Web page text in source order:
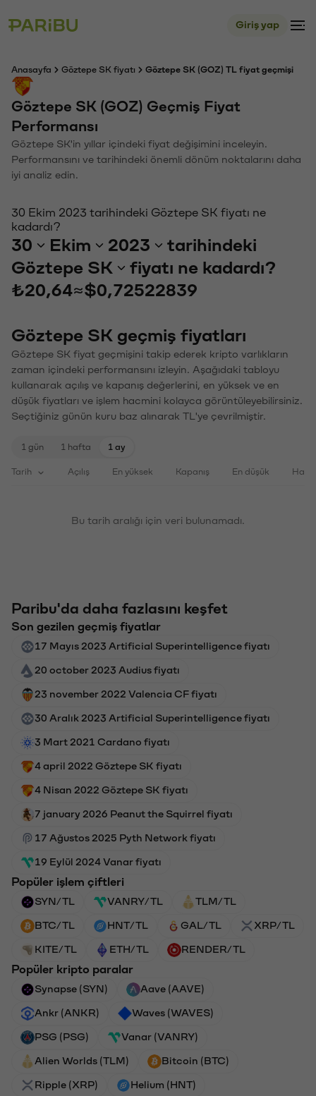
Giriş yap
Anasayfa Göztepe SK fiyatı Göztepe SK (GOZ) TL fiyat geçmişi
Göztepe SK (GOZ) Geçmiş Fiyat
Performansı
Göztepe SK'in yıllar içindeki fiyat değişimini inceleyin.
Performansını ve tarihindeki önemli dönüm noktalarını daha
iyi analiz edin.
30 Ekim 2023 tarihindeki Göztepe SK fiyatı ne
kadardı?
30 Ekim 2023
tarihindeki
Göztepe SK
fiyatı ne kadardı?
₺20,64≈$0,72522839
Göztepe SK geçmiş fiyatları
Göztepe SK fiyat geçmişini takip ederek kripto varlıkların
zaman içindeki performansını izleyin. Aşağıdaki tabloyu
kullanarak açılış ve kapanış değerlerini, en yüksek ve en
düşük fiyatları ve işlem hacmini kolayca görüntüleyebilirsiniz.
Seçtiğiniz günün kuru baz alınarak TL'ye çevrilmiştir.
1 gün 1 hafta 1 ay
Tarih Açılış En yüksek Kapanış En düşük
Bu tarih aralığı için veri bulunamadı.
Paribu'da daha fazlasını keşfet
Son gezilen geçmiş fiyatlar
17 Mayıs 2023 Artificial Superintelligence fiyatı
20 october 2023 Audius fiyatı
23 november 2022 Valencia CF fiyatı
30 Aralık 2023 Artificial Superintelligence fiyatı
3 Mart 2021 Cardano fiyatı
4 april 2022 Göztepe SK fiyatı
4 Nisan 2022 Göztepe SK fiyatı
7 january 2026 Peanut the Squirrel fiyatı
17 Ağustos 2025 Pyth Network fiyatı
19 Eylül 2024 Vanar fiyatı
Popüler işlem çiftleri
SYN/TL VANRY/TL TLM/TL
BTC/TL HNT/TL GAL/TL XRP/TL
KITE/TL ETH/TL RENDER/TL
Popüler kripto paralar
Synapse (SYN) Aave (AAVE)
Ankr (ANKR) Waves (WAVES)
PSG (PSG) Vanar (VANRY)
Alien Worlds (TLM) Bitcoin (BTC)
Ripple (XRP) Helium (HNT)